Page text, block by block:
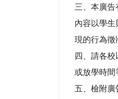
三、本廣告
內容以學
現的行為徵
四、請各
或放學時間
五、檢附廣